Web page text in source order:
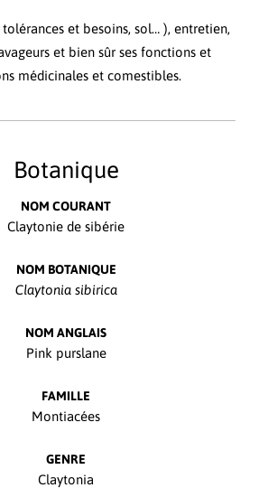
et besoins, sol… ), entretien,
et bien sûr ses fonctions et
médicinales et comestibles.
Botanique
NOM COURANT
Claytonie de sibérie
NOM BOTANIQUE
Claytonia sibirica
NOM ANGLAIS
Pink purslane
FAMILLE
Montiacées
GENRE
Claytonia